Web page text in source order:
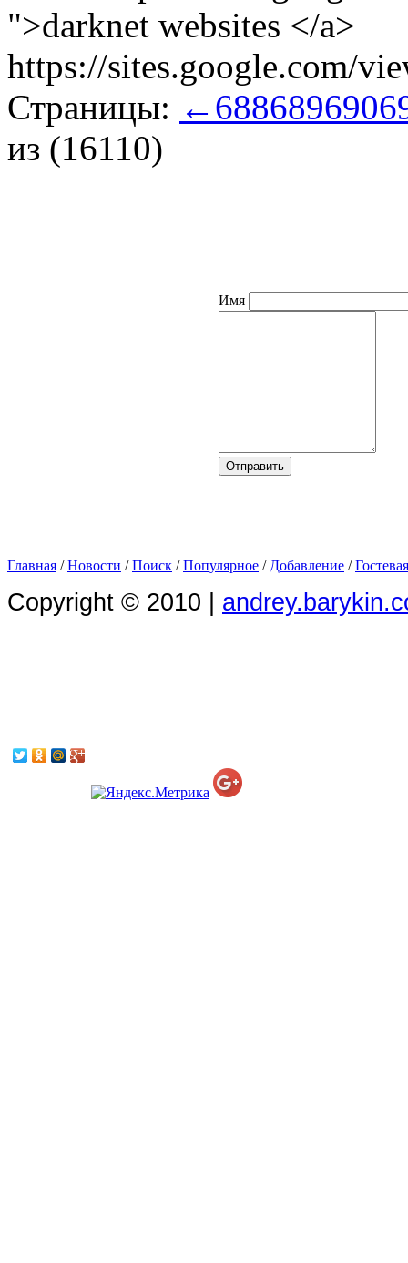
">darknet websites </a>
https://sites.google.com/
Страницы: ← 688689690
из (16110)
Имя
Главная /Новости /Поиск /Популярное / Добавление /Гостевая
Copyright © 2010 |